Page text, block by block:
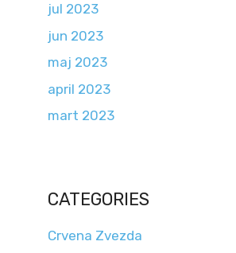
jul 2023
jun 2023
maj 2023
april 2023
mart 2023
CATEGORIES
Crvena Zvezda